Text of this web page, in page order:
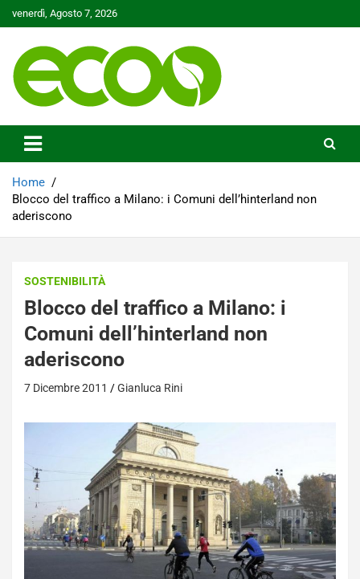
to
venerdì, Agosto 7, 2026
Ecoo.it
Home
Blocco del traffico a Milano: i Comuni dell’hinterland non
aderiscono
SOSTENIBILITÀ
Blocco del traffico a Milano: i
Comuni dell’hinterland non
aderiscono
7 Dicembre 2011 Gianluca Rini